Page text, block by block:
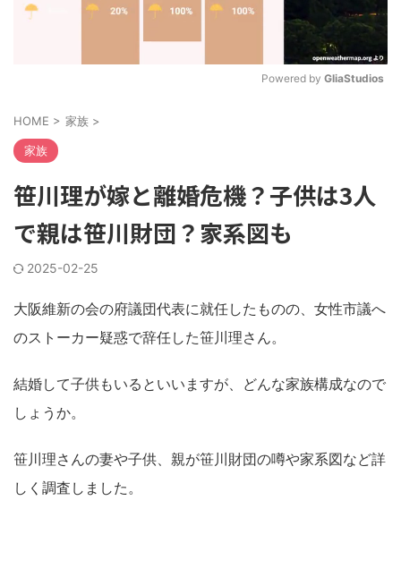
Powered by GliaStudios
HOME > 家族 >
家族
笹川理が嫁と離婚危機？子供は3人
で親は笹川財団？家系図も
2025-02-25
大阪維新の会の府議団代表に就任したものの、女性市議へ
のストーカー疑惑で辞任した笹川理さん。
結婚して子供もいるといいますが、どんな家族構成なので
しょうか。
笹川理さんの妻や子供、親が笹川財団の噂や家系図など詳
しく調査しました。